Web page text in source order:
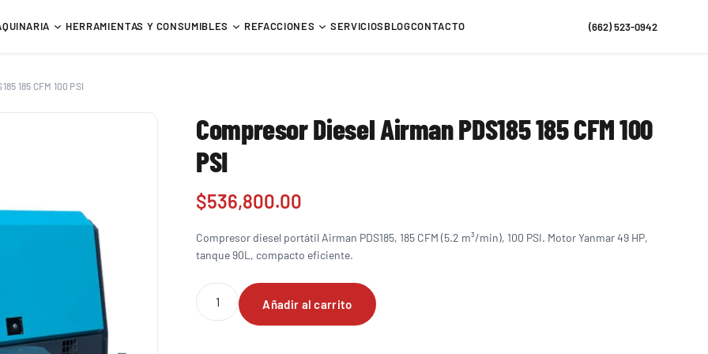
HERRAMIENTAS Y CONSUMIBLES REFACCIONES SERVICIOSBLOGCONTACTO (662) 523-0942
185 CFM 100 PSI
Compresor Diesel Airman PDS185 185 CFM 100
PSI
$536,800.00
Compresor diesel portátil Airman PDS185, 185 CFM (5.2 m³/min), 100 PSI. Motor Yanmar 49 HP,
tanque 90L, compacto eficiente.
Compresor
Diesel
Airman
Añadir al carrito